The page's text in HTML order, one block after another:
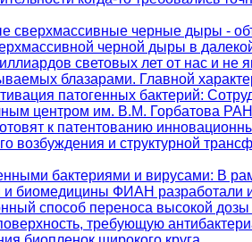
сверхмассивные черные дыры -
черной дыры в
световых лет от нас и
блазарами. Главной
патогенных бактерий:
центром им. В.М. Горбатова
к патентованию
возбуждения и структурной
бактериями и вирусами: В
и биомедицины ФИАН разработали
способ переноса высокой дозы
требующую